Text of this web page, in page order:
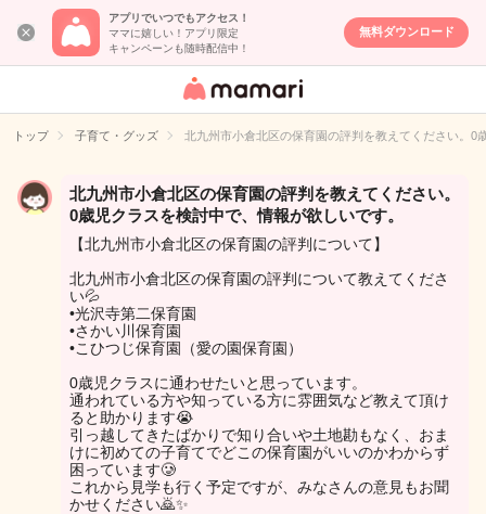
アプリでいつでもアクセス！
ママに嬉しい！アプリ限定
キャンペーンも随時配信中！
無料ダウンロード
女性専用匿名QA
イト
トップ 子育て・グッズ 北九州市小倉北区の保育園の評判を教えてください。0
北九州市小倉北区の保育園の評判を教えてください。
0歳児クラスを検討中で、情報が欲しいです。
【北九州市小倉北区の保育園の評判について】
北九州市小倉北区の保育園の評判について教えてくださ
い💦
•光沢寺第二保育園
•さかい川保育園
•こひつじ保育園（愛の園保育園）
0歳児クラスに通わせたいと思っています。
通われている方や知っている方に雰囲気など教えて頂け
ると助かります😭
引っ越してきたばかりで知り合いや土地勘もなく、おま
けに初めての子育てでどこの保育園がいいのかわからず
困っています🥲
これから見学も行く予定ですが、みなさんの意見もお聞
かせください🙇✨